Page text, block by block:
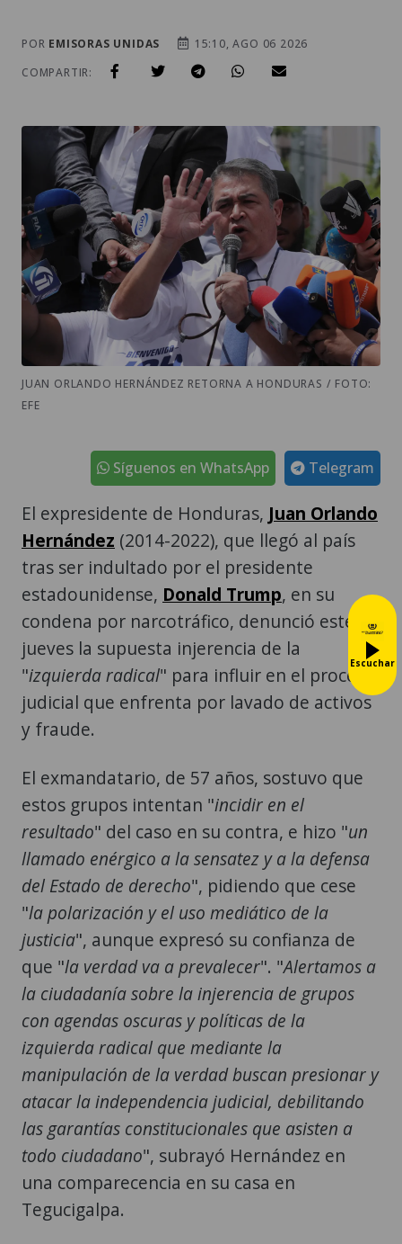
POR EMISORAS UNIDAS
15:10, AGO 06 2026
COMPARTIR:
JUAN ORLANDO HERNÁNDEZ RETORNA A HONDURAS / FOTO:
EFE
Telegram
Síguenos en WhatsApp
El expresidente de Honduras, Juan Orlando
Hernández (2014-2022), que llegó al país
tras ser indultado por el presidente
estadounidense, Donald Trump, en su
condena por narcotráfico, denunció este
jueves la supuesta injerencia de la
"izquierda radical" para influir en el proceso
judicial que enfrenta por lavado de activos
y fraude.
El exmandatario, de 57 años, sostuvo que
estos grupos intentan "incidir en el
resultado" del caso en su contra, e hizo "un
llamado enérgico a la sensatez y a la defensa
del Estado de derecho", pidiendo que cese
"la polarización y el uso mediático de la
justicia", aunque expresó su confianza de
que "la verdad va a prevalecer". "Alertamos a
la ciudadanía sobre la injerencia de grupos
con agendas oscuras y políticas de la
izquierda radical que mediante la
manipulación de la verdad buscan presionar y
atacar la independencia judicial, debilitando
las garantías constitucionales que asisten a
todo ciudadano", subrayó Hernández en
una comparecencia en su casa en
Tegucigalpa.
Escuchar